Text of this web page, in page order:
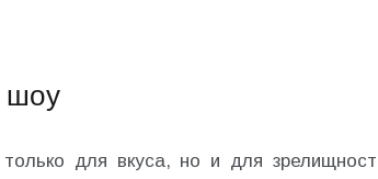
шоу
только для вкуса, но и для